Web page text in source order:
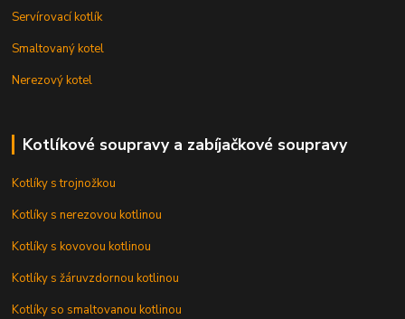
Servírovací kotlík
Smaltovaný kotel
Nerezový kotel
Kotlíkové soupravy a zabíjačkové soupravy
Kotlíky s trojnožkou
Kotlíky s nerezovou kotlinou
Kotlíky s kovovou kotlinou
Kotlíky s žáruvzdornou kotlinou
Kotlíky so smaltovanou kotlinou